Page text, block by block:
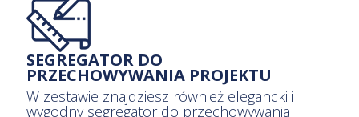
SEGREGATOR DO
PRZECHOWYWANIA PROJEKTU
W zestawie znajdziesz również elegancki i
wygodny segregator do przechowywania
całej dokumentacji projektu domu.